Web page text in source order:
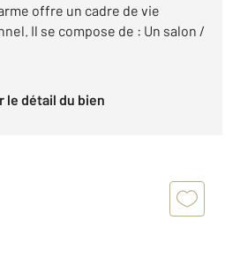
offre un cadre de vie
Il se compose de : Un salon /
le détail du bien